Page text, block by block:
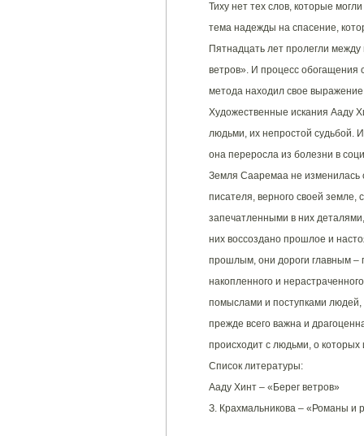
Тиху нет тех слов, которые
тема надежды на спасение,
Пятнадцать лет пролегли
ветров». И процесс обогащения
метода находил свое
Художественные искания Ааду
людьми, их непростой судьбой.
она переросла из болезни в
Земля Сааремаа не изменилась
писателя, верного своей земле,
запечатленными в них
них воссоздано прошлое и
прошлым, они дороги главным –
накопленного и
помыслами и поступками
прежде всего важна и
происходит с людьми, о
Список литературы:
Ааду Хинт – «Берег ветров»
З. Крахмальникова – «Романы и